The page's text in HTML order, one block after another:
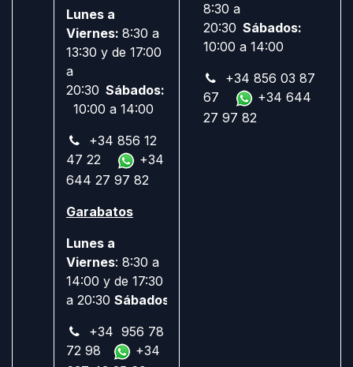
Lunes a
Viernes: 8:30 a
13:30 y de 17:00
a
20:30 Sábados:
10:00 a 14:00
+34 856 12
47 22
+34
644 27 97 82
Garabatos
Lunes a
Viernes: 8:30 a
14:00 y de 17:30
a 20:30 Sábados:
+34 956 78
72 98
+34
8:30 a
20:30 Sábados:
10:00 a 14:00
+34 856 03 87
67
+34 644
27 97 82